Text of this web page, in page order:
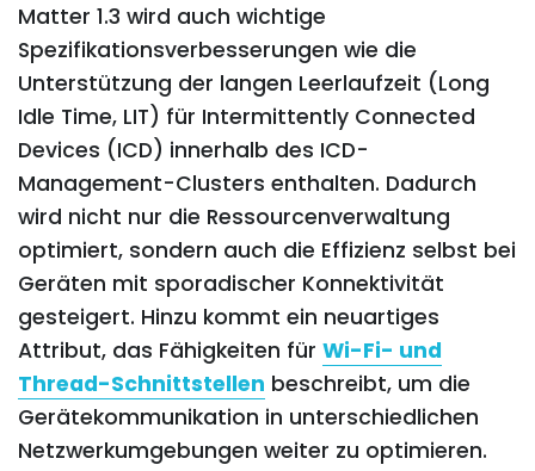
Matter 1.3 wird auch wichtige
Spezifikationsverbesserungen wie die
Unterstützung der langen Leerlaufzeit (Long
Idle Time, LIT) für Intermittently Connected
Devices (ICD) innerhalb des ICD-
Management-Clusters enthalten. Dadurch
wird nicht nur die Ressourcenverwaltung
optimiert, sondern auch die Effizienz selbst bei
Geräten mit sporadischer Konnektivität
gesteigert. Hinzu kommt ein neuartiges
Attribut, das Fähigkeiten für Wi-Fi- und
Thread-Schnittstellen beschreibt, um die
Gerätekommunikation in unterschiedlichen
Netzwerkumgebungen weiter zu optimieren.